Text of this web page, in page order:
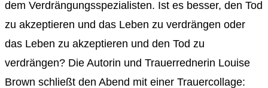
dem Verdrängungsspezialisten. Ist es besser, den Tod
zu akzeptieren und das Leben zu verdrängen oder
das Leben zu akzeptieren und den Tod zu
verdrängen? Die Autorin und Trauerrednerin Louise
Brown schließt den Abend mit einer Trauercollage: